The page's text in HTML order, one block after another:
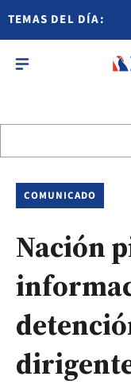
TEMAS DEL DÍA:
COMUNICADO
Nación